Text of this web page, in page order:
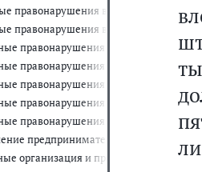
правонарушения в области охраны
правонарушения в промышленности,
правонарушения в сельском
правонарушения на транспорте (ст.
правонарушения в области
правонарушения в области связи и
правонарушения в области
предпринимательской
организация и проведение